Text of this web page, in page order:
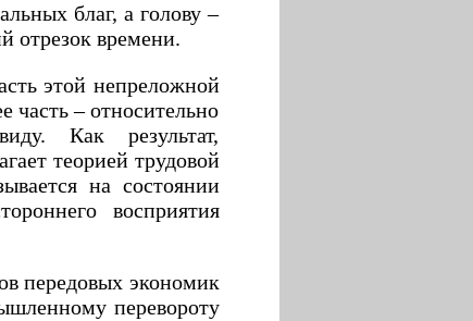
благ, а голову –
отрезок времени.
этой непреложной
часть – относительно
Как результат,
теорией трудовой
на состоянии
восприятия
передовых экономик
перевороту